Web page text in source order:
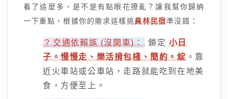
看了這麼多，是不是有點眼花撩亂？讓我幫你歸納
一下重點，根據你的需求這樣挑員林民宿準沒錯：
? 交通依賴族 (沒開車)： 鎖定 小日
子。慢慢走、樂活揹包棧、簡約。綻。靠
近火車站或公車站，走路就能吃到在地美
食，方便至上。